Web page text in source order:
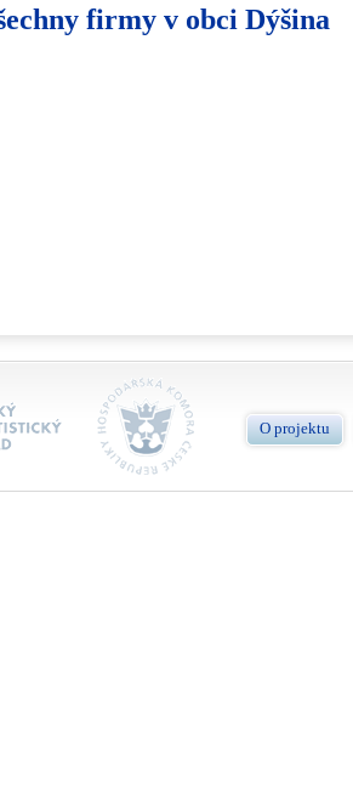
firmy v obci Dýšina
O projektu